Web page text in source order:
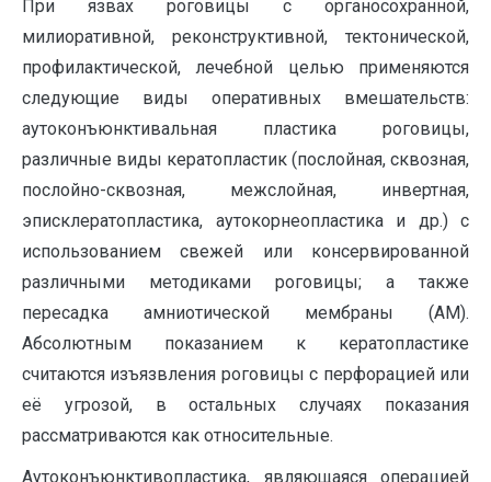
При язвах роговицы с органосохранной,
милиоративной, реконструктивной, тектонической,
профилактической, лечебной целью применяются
следующие виды оперативных вмешательств:
аутоконъюнктивальная пластика роговицы,
различные виды кератопластик (послойная, сквозная,
послойно-сквозная, межслойная, инвертная,
эписклератопластика, аутокорнеопластика и др.) с
использованием свежей или консервированной
различными методиками роговицы; а также
пересадка амниотической мембраны (АМ).
Абсолютным показанием к кератопластике
считаются изъязвления роговицы с перфорацией или
её угрозой, в остальных случаях показания
рассматриваются как относительные.
Аутоконъюнктивопластика, являющаяся операцией